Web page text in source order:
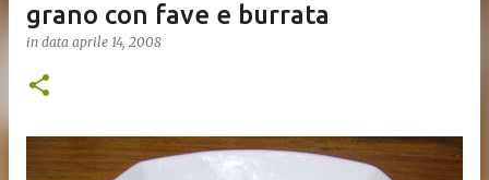
grano con fave e burrata
in data aprile 14, 2008